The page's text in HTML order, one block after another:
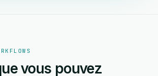
vous pouvez